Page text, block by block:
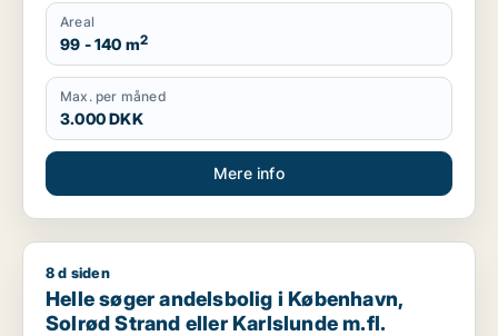
Areal
99 - 140 m2
Max. per måned
3.000 DKK
Mere info
Helle søger andelsbolig i København, Solrød Strand eller
8 d siden
Helle søger andelsbolig i København,
Solrød Strand eller Karlslunde m.fl.